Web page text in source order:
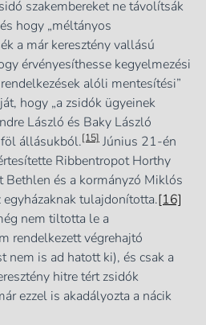
szakembereket ne távolítsák
hogy „méltányos
a már keresztény vallású
érvényesíthesse kegyelmezési
alóli mentesítési”
hogy „a zsidók ügyeinek
László és Baky László
állásukból.[15] Június 21-én
Ribbentropot Horthy
Bethlen és a kormányzó Miklós
tulajdonította.[16]
nem tiltotta le a
rendelkezett végrehajtó
nem is ad hatott ki), és csak a
hitre tért zsidók
ezzel is akadályozta a nácik